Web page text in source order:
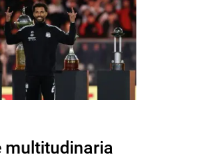
multitudinaria